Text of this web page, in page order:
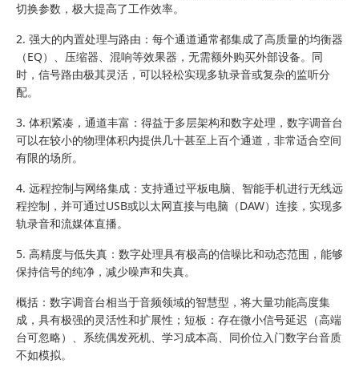
切换参数，极大提高了工作效率。
2. 强大的内置处理与路由：每个通道通常都集成了高质量的均衡器
（EQ）、压缩器、混响等效果器，无需额外购买外部设备。同
时，信号路由极其灵活，可以轻松实现多轨录音或复杂的监听分
配。
3. 体积紧凑，通道丰富：得益于多层架构和数字处理，数字调音台
可以在较小的物理体积内提供几十甚至上百个通道，非常适合空间
有限的场所。
4. 远程控制与网络集成：支持通过平板电脑、智能手机进行无线远
程控制，并可通过USB或以太网直接与电脑（DAW）连接，实现多
轨录音和流媒体直播。
5. 高精度与低失真：数字处理具有极高的信噪比和动态范围，能够
保持信号的纯净，减少噪声和失真。
概括：数字调音台相当于音频领域的智慧型，将大量功能高度集
成，具有极强的灵活性和扩展性；短板：存在微小信号延迟（高端
台可忽略）、系统偶发死机、学习成本高、同价位入门数字台音质
不如模拟。